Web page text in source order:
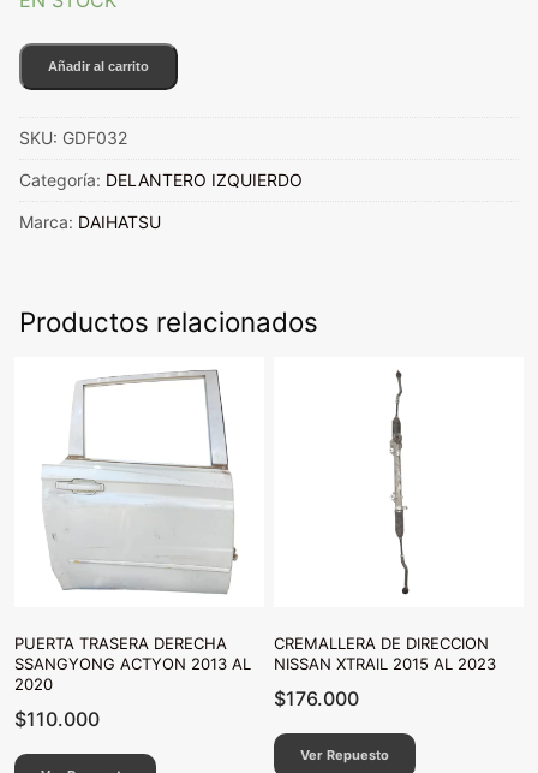
GUARDAFANGO
DELANTERO
DAIHATSU
TERIOS
cantidad
Añadir al carrito
SKU: GDF032
Categoría: DELANTERO IZQUIERDO
Marca: DAIHATSU
Productos relacionados
PUERTA TRASERA DERECHA
SSANGYONG ACTYON 2013 AL
2020
$110.000
CREMALLERA DE DIRECCION
NISSAN XTRAIL 2015 AL 2023
$176.000
Ver Repuesto